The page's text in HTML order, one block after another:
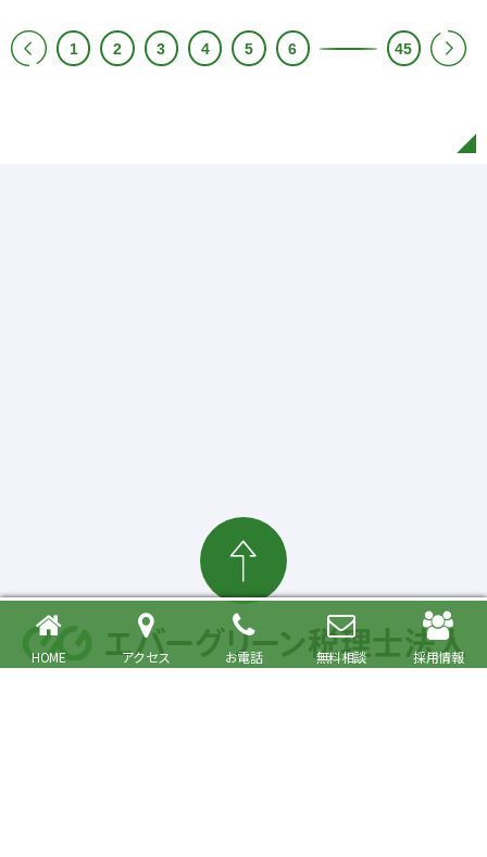
HOME アクセス お電話 無料相談 採用情報
1 2 3 4 5 6 45